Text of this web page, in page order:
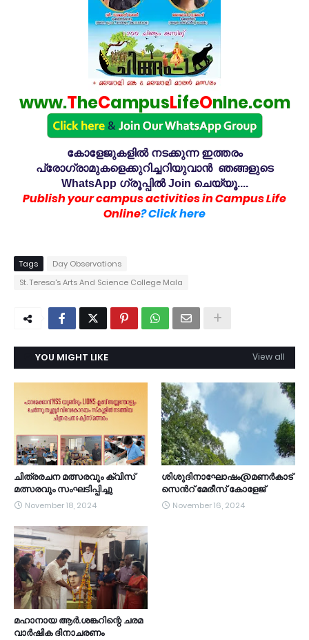
www.TheCampusLifeOnlne.com
കോളേജുകളിൽ നടക്കുന്ന ഇത്തരം
പ്രോഗ്രാമുകളെക്കുറിച്ചറിയുവാൻ ഞങ്ങളുടെ
WhatsApp ഗ്രൂപ്പിൽ Join ചെയ്യൂ....
Publish your campus activities in Campus Life
Online? Click here
Tags
Day Observations
St. Teresa's Arts And Science College Mala
YOU MIGHT LIKE View all
ചിത്രരചന മത്സരവും ക്വിസ്
മത്സരവും സംഘടിപ്പിച്ചു
November 18, 2024
ശിശുദിനാഘോഷം@മണർകാട്
സെൻറ് മേരീസ് കോളേജ്
November 16, 2024
മഹാനായ ആർ.ശങ്കറിന്റെ ചരമ
വാർഷിക ദിനാചരണം